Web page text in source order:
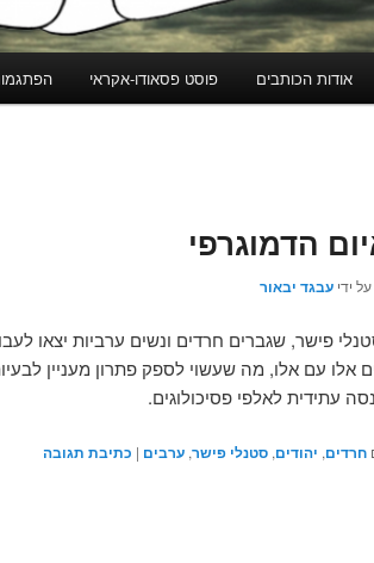
אודות הכותבים פוסט פסאודו-אקראי
הדמוגרפי
על ידי עבגד יבאור
פישר, שגברים חרדים ונשים ערביות יצאו
אלו עם אלו, מה שעשוי לספק פתרון מעניין
עתידית לאלפי פסיכולוגים.
חרדים, יהודים, סטנלי פישר, ערבים | כתיבת תגובה